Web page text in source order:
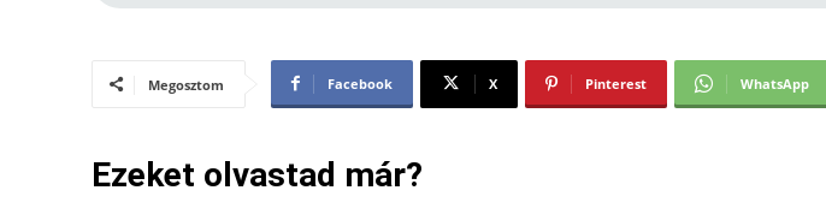
Megosztom Facebook X Pinterest WhatsApp
Ezeket olvastad már?